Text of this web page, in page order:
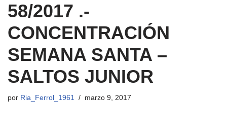
58/2017 .-
CONCENTRACIÓN
SEMANA SANTA –
SALTOS JUNIOR
por Ria_Ferrol_1961 marzo 9, 2017